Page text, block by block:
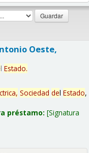
Oeste,
l Estado.
Sociedad del Estado,
préstamo: Signatura